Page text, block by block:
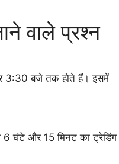
वाले प्रश्न
3:30 बजे तक होते हैं। इसमें
6 घंटे और 15 मिनट का ट्रेडिंग